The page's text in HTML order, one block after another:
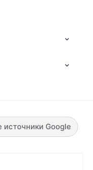
источники Google